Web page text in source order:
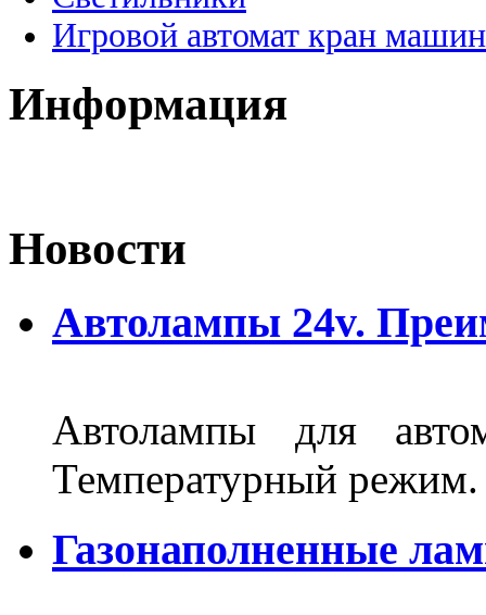
Игровой автомат кран
Информация
Новости
Автолампы 24v.
Автолампы для
Температурный
Газонаполненные